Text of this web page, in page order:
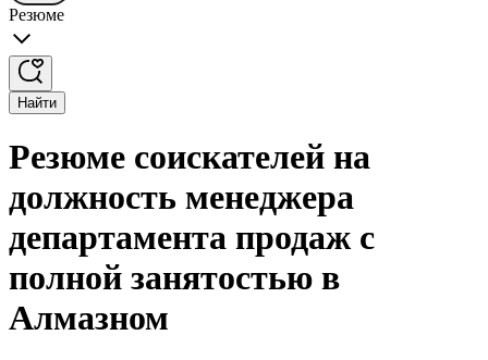
Резюме
Найти
Резюме соискателей на
должность менеджера
департамента продаж с
полной занятостью в
Алмазном